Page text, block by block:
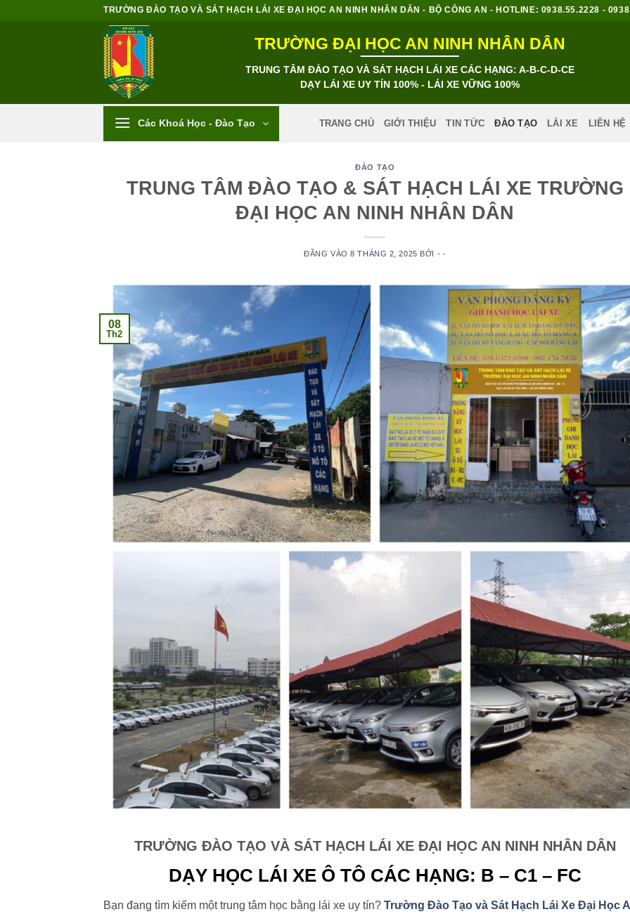
TRƯỜNG ĐÀO TẠO VÀ SÁT HẠCH LÁI XE ĐẠI HỌC AN NINH NHÂN DÂN - BỘ CÔNG AN - HOTLINE: 0938.55.2228 -
TRƯỜNG ĐẠI HỌC AN NINH NHÂN DÂN
TRUNG TÂM ĐÀO TẠO VÀ SÁT HẠCH LÁI XE CÁC HẠNG: A-B-C-D-CE
DẠY LÁI XE UY TÍN 100% - LÁI XE VỮNG 100%
Các Khoá Học - Đào Tạo TRANG CHỦ GIỚI THIỆU TIN TỨC ĐÀO TẠO LÁI XE LIÊN HỆ
ĐÀO TẠO
TRUNG TÂM ĐÀO TẠO & SÁT HẠCH LÁI XE TRƯỜNG
ĐẠI HỌC AN NINH NHÂN DÂN
ĐĂNG VÀO8 THÁNG 2, 2025 BỞI - -
08
Th2
TRƯỜNG ĐÀO TẠO VÀ SÁT HẠCH LÁI XE ĐẠI HỌC AN NINH NHÂN DÂN
DẠY HỌC LÁI XE Ô TÔ CÁC HẠNG: B – C1 – FC
Bạn đang tìm kiếm một trung tâm học bằng lái xe uy tín? Trường Đào Tạo và Sát Hạch Lái Xe Đại Học